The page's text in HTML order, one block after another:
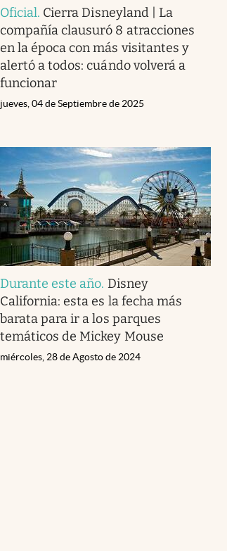
Oficial. Cierra Disneyland | La
compañía clausuró 8 atracciones
en la época con más visitantes y
alertó a todos: cuándo volverá a
funcionar
jueves, 04 de Septiembre de 2025
Durante este año. Disney
California: esta es la fecha más
barata para ir a los parques
temáticos de Mickey Mouse
miércoles, 28 de Agosto de 2024